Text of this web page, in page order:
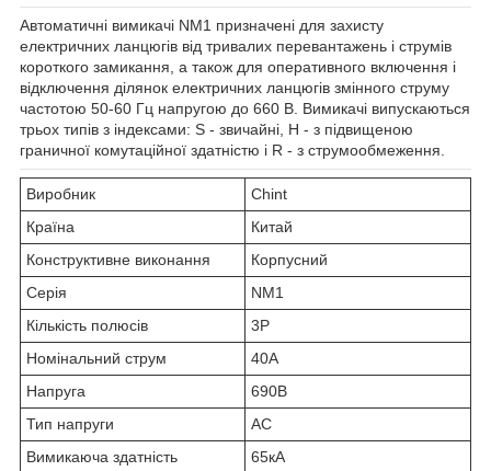
Автоматичні вимикачі NM1 призначені для захисту
електричних ланцюгів від тривалих перевантажень і струмів
короткого замикання, а також для оперативного включення і
відключення ділянок електричних ланцюгів змінного струму
частотою 50-60 Гц напругою до 660 В. Вимикачі випускаються
трьох типів з індексами: S - звичайні, H - з підвищеною
граничної комутаційної здатністю і R - з струмообмеження.
Виробник
Chint
Країна
Китай
Конструктивне виконання
Корпусний
Серія
NM1
Кількість полюсів
3P
Номінальний струм
40А
Напруга
690В
Тип напруги
AC
Вимикаюча здатність
65кА